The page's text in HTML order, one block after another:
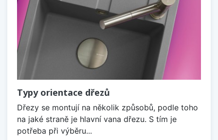
Typy orientace dřezů
Dřezy se montují na několik způsobů, podle toho
na jaké straně je hlavní vana dřezu. S tím je
potřeba při výběru...